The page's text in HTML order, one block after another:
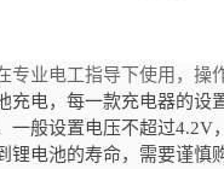
专业电工指导下使用，操
充电，每一款充电器的
一般设置电压不超过
电池的寿命，需要谨慎